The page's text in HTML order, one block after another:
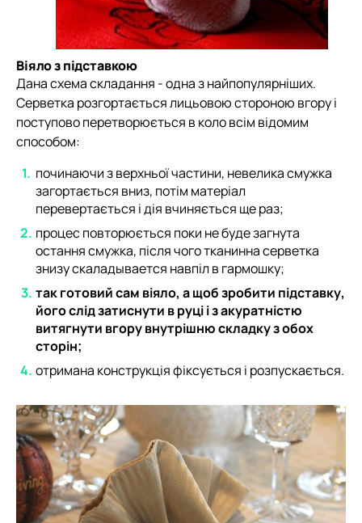
Віяло з підставкою
Дана схема складання - одна з найпопулярніших.
Серветка розгортається лицьовою стороною вгору і
поступово перетворюється в коло всім відомим
способом:
починаючи з верхньої частини, невелика смужка
загортається вниз, потім матеріал
перевертається і дія вчиняється ще раз;
процес повторюється поки не буде загнута
остання смужка, після чого тканинна серветка
знизу скаладывается навпіл в гармошку;
так готовий сам віяло, а щоб зробити підставку,
його слід затиснути в руці і з акуратністю
витягнути вгору внутрішню складку з обох
сторін;
отримана конструкція фіксується і розпускається.